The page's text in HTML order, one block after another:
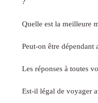
Quelle est la meilleure
Peut-on être dépendant
Les réponses à toutes
Est-il légal de voyager